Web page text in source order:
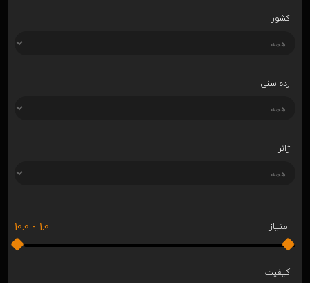
کشور
رده سنی
ژانر
امتیاز 1.0
-
10.0
کیفیت